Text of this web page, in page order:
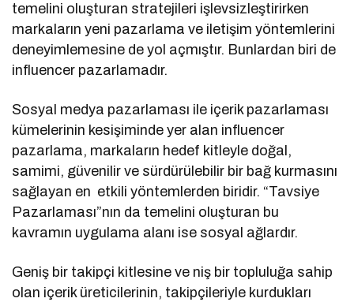
temelini oluşturan stratejileri işlevsizleştirirken
markaların yeni pazarlama ve iletişim yöntemlerini
deneyimlemesine de yol açmıştır. Bunlardan biri de
influencer pazarlamadır.
Sosyal medya pazarlaması ile içerik pazarlaması
kümelerinin kesişiminde yer alan influencer
pazarlama, markaların hedef kitleyle doğal,
samimi, güvenilir ve sürdürülebilir bir bağ kurmasını
sağlayan en etkili yöntemlerden biridir. “Tavsiye
Pazarlaması”nın da temelini oluşturan bu
kavramın uygulama alanı ise sosyal ağlardır.
Geniş bir takipçi kitlesine ve niş bir topluluğa sahip
olan içerik üreticilerinin, takipçileriyle kurdukları